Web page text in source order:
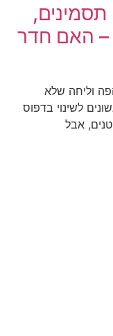
– האם חדר
וליחה שלא
לשינוי בדפוס
אבל